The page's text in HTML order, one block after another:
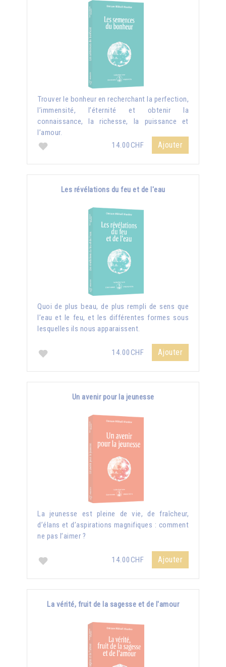
Trouver le bonheur en recherchant la perfection,
l’immensité, l’éternité et obtenir la
connaissance, la richesse, la puissance et
l’amour.
14.00CHF
Ajouter
Les révélations du feu et de l'eau
Quoi de plus beau, de plus rempli de sens que
l’eau et le feu, et les différentes formes sous
lesquelles ils nous apparaissent.
14.00CHF Ajouter
Un avenir pour la jeunesse
La jeunesse est pleine de vie, de fraîcheur,
d’élans et d’aspirations magnifiques : comment
ne pas l’aimer ?
14.00CHF Ajouter
La vérité, fruit de la sagesse et de l'amour